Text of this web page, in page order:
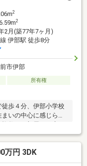
ある方にはオススメ
2
2
2月(築77年7ヶ月)
線 伊部駅 徒歩8分
市伊部
所有権
歩４分、伊部小学校
いの中心に感じられ
数のお部屋から庭を
ながらゆったりとし
ーデニングや家庭菜
多彩な使い方が可能
古民家の趣を活かし
万円 3DK